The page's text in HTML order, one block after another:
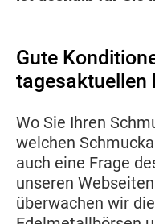
Gute
tagesaktuellen
Wo Sie Ihren
welchen
auch eine Frage
unseren
überwachen wir